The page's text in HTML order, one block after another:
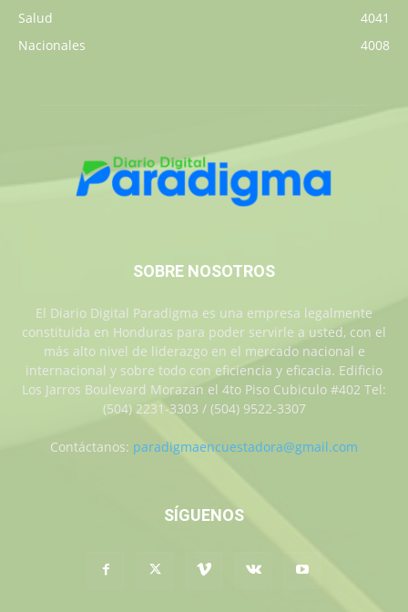
Salud
4041
Nacionales
4008
SOBRE NOSOTROS
El Diario Digital Paradigma es una empresa legalmente
constituida en Honduras para poder servirle a usted, con el
más alto nivel de liderazgo en el mercado nacional e
internacional y sobre todo con eficiencia y eficacia. Edificio
Los Jarros Boulevard Morazan el 4to Piso Cubiculo #402 Tel:
(504) 2231-3303 / (504) 9522-3307
Contáctanos: paradigmaencuestadora@gmail.com
SÍGUENOS